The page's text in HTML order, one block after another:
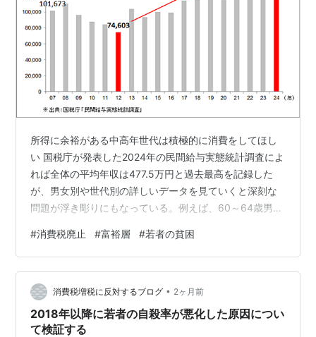
所得に余裕がある中高年世代は積極的に消費をしてほし
い 国税庁が発表した2024年の民間給与実態統計調査によ
れば全体の平均年収は477.5万円と過去最高を記録した
が、男女別や世代別の詳しいデータを見ていくと深刻な
問題が浮き彫りにもなっている。例えば、60～64歳男性
万円から2024年の604.4万円まで157.2万円も増加してい
る。年収2500万円以上の高所得者の男性は2012年の7万
4603人から2024年の16万1161人まで2.16倍も増加して
いて、一部の富裕層が60～64歳男性の平均年収を引き上
げている可能性もあるだろう（図21を…
#消費税廃止 #富裕層 #若者の貧困
消費税増税に反対するブログ • 2ヶ月前
2018年以降に若者の自殺率が悪化した原因につい
て検証する